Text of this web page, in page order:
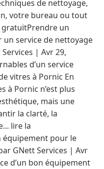
de nettoyage,
votre bureau ou tout
un
service de nettoyage
| Avr 29,
d’un service
vitres à Pornic En
à Pornic n’est plus
mais une
la clarté, la
lire la
équipement pour le
GNett Services | Avr
d’un bon équipement